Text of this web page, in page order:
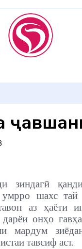
зиндагӣ
шахс тай
аз ҳаёти
онҳо
мардум
тавсиф аст.